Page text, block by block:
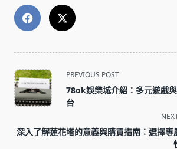
<span
class="nav-
subtitle
reader-
PREVIOUS POST
78ok娛樂城介紹：多元遊戲
台
深入了解蓮花塔的意義與購買指南：選擇專